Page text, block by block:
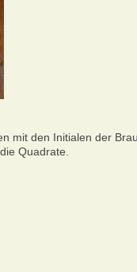
mit den Initialen der
Quadrate.